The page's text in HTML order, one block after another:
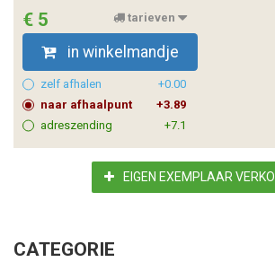
€ 5 tarieven
in winkelmandje
zelf afhalen
+0.00
naar afhaalpunt
+3.89
adreszending
+7.1
EIGEN EXEMPLAAR
CATEGORIE